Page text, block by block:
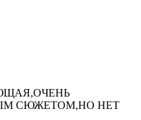
СЮЖЕТОМ,НО НЕТ